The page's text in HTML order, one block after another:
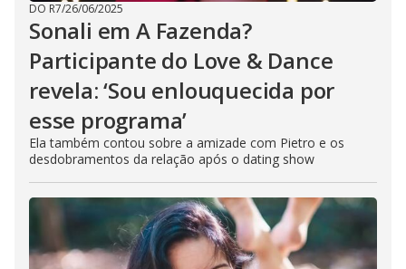
DO R7/26/06/2025
Sonali em A Fazenda?
Participante do Love & Dance
revela: ‘Sou enlouquecida por
esse programa’
Ela também contou sobre a amizade com Pietro e os
desdobramentos da relação após o dating show